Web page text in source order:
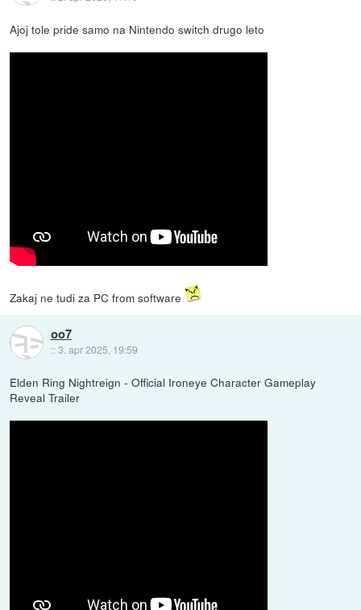
Ajoj tole pride samo na Nintendo switch drugo leto
Zakaj ne tudi za PC from software
oo7
::3. apr 2025, 19:59
Elden Ring Nightreign - Official Ironeye Character Gameplay
Reveal Trailer